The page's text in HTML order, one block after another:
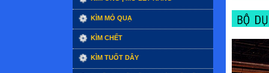
KÌM MỎ QUẠ
KÌM CHẾT
KÌM TUỐT DÂY